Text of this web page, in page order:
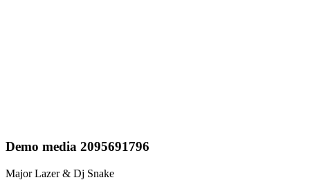
Demo media 2095691796
Major Lazer & Dj Snake